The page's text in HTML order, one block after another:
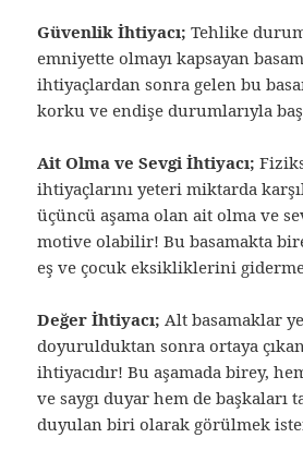
Güvenlik İhtiyacı; Tehlike
emniyette olmayı kapsayan
ihtiyaçlardan sonra gelen bu
korku ve endişe durumlarıyla
Ait Olma ve Sevgi İhtiyacı;
ihtiyaçlarını yeteri miktarda
üçüncü aşama olan ait olma ve
motive olabilir! Bu basamakta
eş ve çocuk eksikliklerini
Değer İhtiyacı; Alt basamaklar
doyurulduktan sonra ortaya
ihtiyacıdır! Bu aşamada birey,
ve saygı duyar hem de başkaları
duyulan biri olarak görülmek